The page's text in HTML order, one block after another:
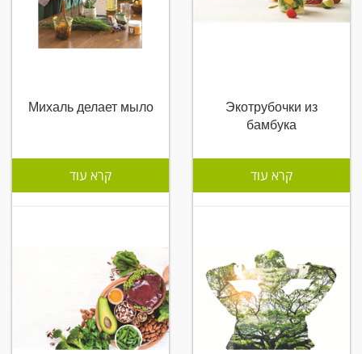
Экотрубочки из
бамбука
קרא עוד
Михаль делает мыло
קרא עוד